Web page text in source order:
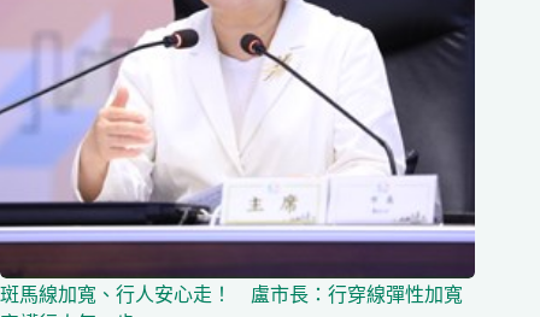
斑馬線加寬、行人安心走！ 盧市長：行穿線彈性加寬